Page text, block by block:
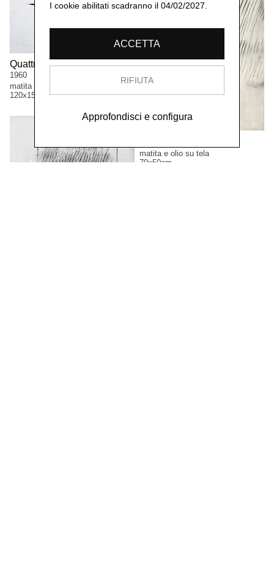
Quattro figure nello spazio,
1960
matita olio su tela
120x150cm
matita e olio su tela
70x50cm
I cookie abilitati scadranno il 04/02/2027.
ACCETTA
RIFIUTA
Approfondisci e configura